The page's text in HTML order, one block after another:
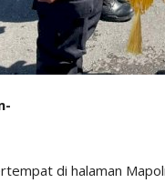
di halaman